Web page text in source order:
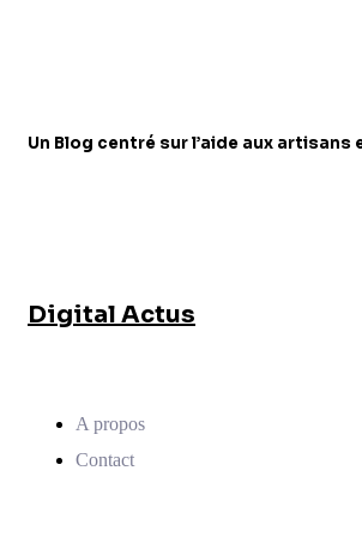
Un Blog centré sur l’aide aux artisans
Digital Actus
A propos
Contact